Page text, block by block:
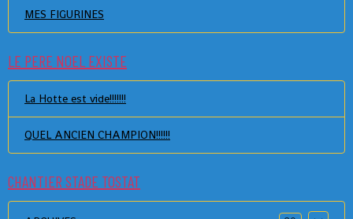
MES FIGURINES
LE PERE NOEL EXISTE
La Hotte est vide!!!!!!!
QUEL ANCIEN CHAMPION!!!!!!
CHANTIER STADE TOSTAT